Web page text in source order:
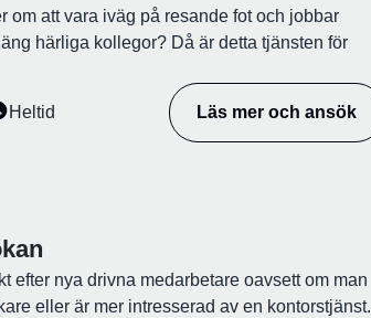
om att vara iväg på resande fot och jobbar
härliga kollegor? Då är detta tjänsten för
Heltid Läs mer och ansök
efter nya drivna medarbetare oavsett om man
eller är mer intresserad av en kontorstjänst.